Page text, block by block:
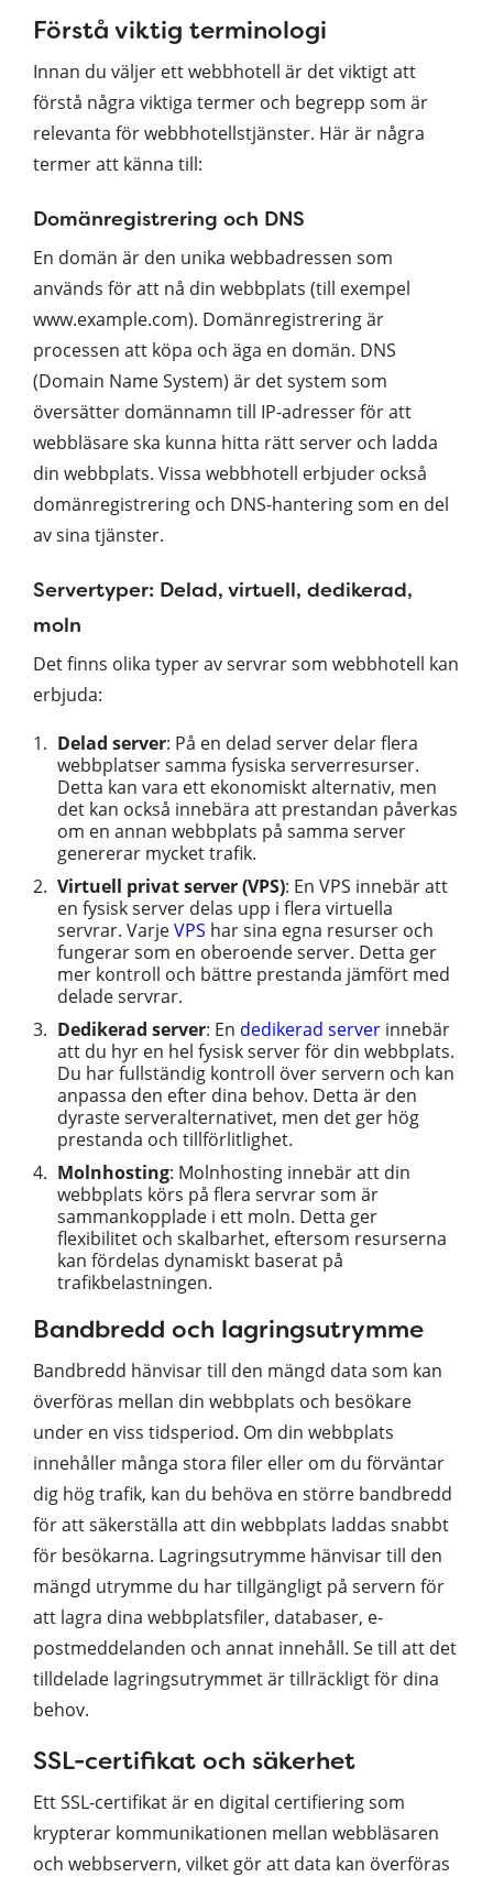
Förstå viktig terminologi
Innan du väljer ett webbhotell är det viktigt att
förstå några viktiga termer och begrepp som är
relevanta för webbhotellstjänster. Här är några
termer att känna till:
Domänregistrering och DNS
En domän är den unika webbadressen som
används för att nå din webbplats (till exempel
www.example.com). Domänregistrering är
processen att köpa och äga en domän. DNS
(Domain Name System) är det system som
översätter domännamn till IP-adresser för att
webbläsare ska kunna hitta rätt server och ladda
din webbplats. Vissa webbhotell erbjuder också
domänregistrering och DNS-hantering som en del
av sina tjänster.
Servertyper: Delad, virtuell, dedikerad,
moln
Det finns olika typer av servrar som webbhotell kan
erbjuda:
Delad server: På en delad server delar flera
webbplatser samma fysiska serverresurser.
Detta kan vara ett ekonomiskt alternativ, men
det kan också innebära att prestandan påverkas
om en annan webbplats på samma server
genererar mycket trafik.
Virtuell privat server (VPS): En VPS innebär att
en fysisk server delas upp i flera virtuella
servrar. VarjeVPS har sina egna resurser och
fungerar som en oberoende server. Detta ger
mer kontroll och bättre prestanda jämfört med
delade servrar.
Dedikerad server: En dedikerad server innebär
att du hyr en hel fysisk server för din webbplats.
Du har fullständig kontroll över servern och kan
anpassa den efter dina behov. Detta är den
dyraste serveralternativet, men det ger hög
prestanda och tillförlitlighet.
Molnhosting: Molnhosting innebär att din
webbplats körs på flera servrar som är
sammankopplade i ett moln. Detta ger
flexibilitet och skalbarhet, eftersom resurserna
kan fördelas dynamiskt baserat på
trafikbelastningen.
Bandbredd och lagringsutrymme
Bandbredd hänvisar till den mängd data som kan
överföras mellan din webbplats och besökare
under en viss tidsperiod. Om din webbplats
innehåller många stora filer eller om du förväntar
dig hög trafik, kan du behöva en större bandbredd
för att säkerställa att din webbplats laddas snabbt
för besökarna. Lagringsutrymme hänvisar till den
mängd utrymme du har tillgängligt på servern för
att lagra dina webbplatsfiler, databaser, e-
postmeddelanden och annat innehåll. Se till att det
tilldelade lagringsutrymmet är tillräckligt för dina
behov.
SSL-certifikat och säkerhet
Ett SSL-certifikat är en digital certifiering som
krypterar kommunikationen mellan webbläsaren
och webbservern, vilket gör att data kan överföras